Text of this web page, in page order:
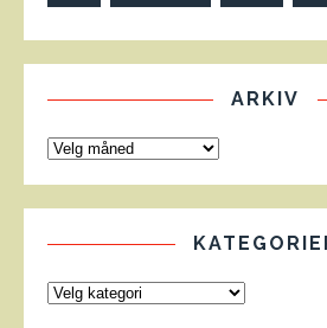
ARKIV